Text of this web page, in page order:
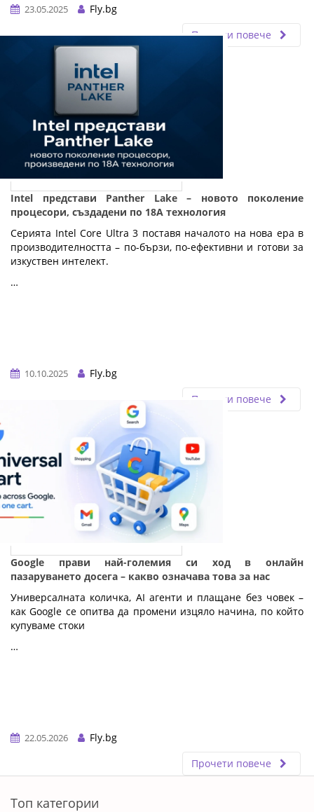
23.05.2025
Fly.bg
Прочети повече
Intel представи Panther Lake – новото поколение
процесори, създадени по 18A технология
Серията Intel Core Ultra 3 поставя началото на нова ера в
производителността – по-бързи, по-ефективни и готови за
изкуствен интелект.
…
10.10.2025
Fly.bg
Прочети повече
Google прави най-големия си ход в онлайн
пазаруването досега – какво означава това за нас
Универсалната количка, AI агенти и плащане без човек –
как Google се опитва да промени изцяло начина, по който
купуваме стоки
…
22.05.2026
Fly.bg
Прочети повече
Топ категории